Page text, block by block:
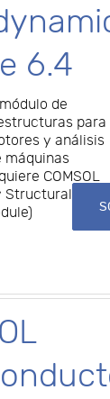
6.4
de
para
y análisis
máquinas
COMSOL
Structural